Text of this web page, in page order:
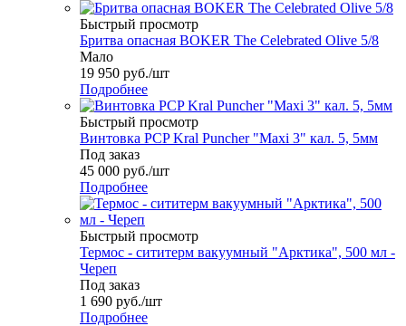
Быстрый просмотр
Бритва опасная BOKER The Celebrated Olive 5/8
Мало
19 950 руб./шт
Подробнее
Быстрый просмотр
Винтовка PCP Kral Puncher "Maxi 3" кал. 5, 5мм
Под заказ
45 000 руб./шт
Подробнее
Быстрый просмотр
Термос - сититерм вакуумный "Арктика", 500 мл -
Череп
Под заказ
1 690 руб./шт
Подробнее